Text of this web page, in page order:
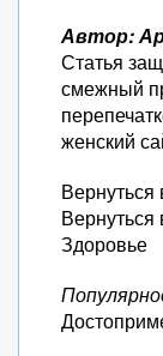
Автор:
Статья
смежный
женский
Вернуться
Здоровье